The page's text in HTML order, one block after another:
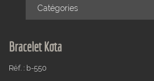
Catégories
Bracelet Kota
Réf. : b-550